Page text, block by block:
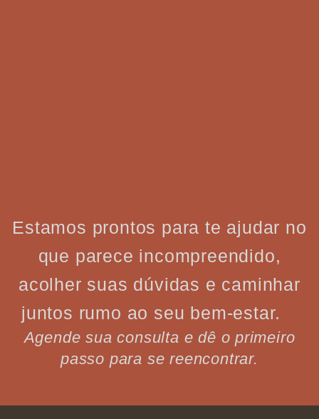
Estamos prontos para te ajudar no
que parece incompreendido,
acolher suas dúvidas e caminhar
juntos rumo ao seu bem-estar.
Agende sua consulta e dê o primeiro
passo para se reencontrar.